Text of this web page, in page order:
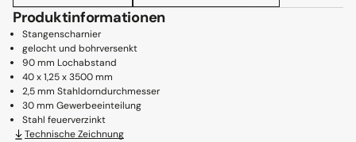
Produktinformationen
Stangenscharnier
gelocht und bohrversenkt
90 mm Lochabstand
40 x 1,25 x 3500 mm
2,5 mm Stahldorndurchmesser
30 mm Gewerbeeinteilung
Stahl feuerverzinkt
Technische Zeichnung